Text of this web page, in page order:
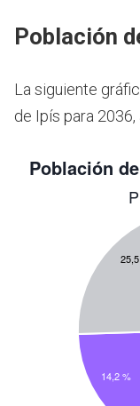
Población
La siguiente
de Ipís para